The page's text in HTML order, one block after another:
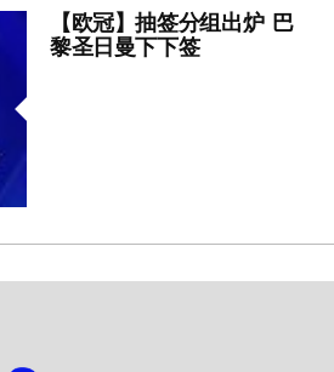
【欧冠】抽签分组出炉 巴
黎圣日曼下下签